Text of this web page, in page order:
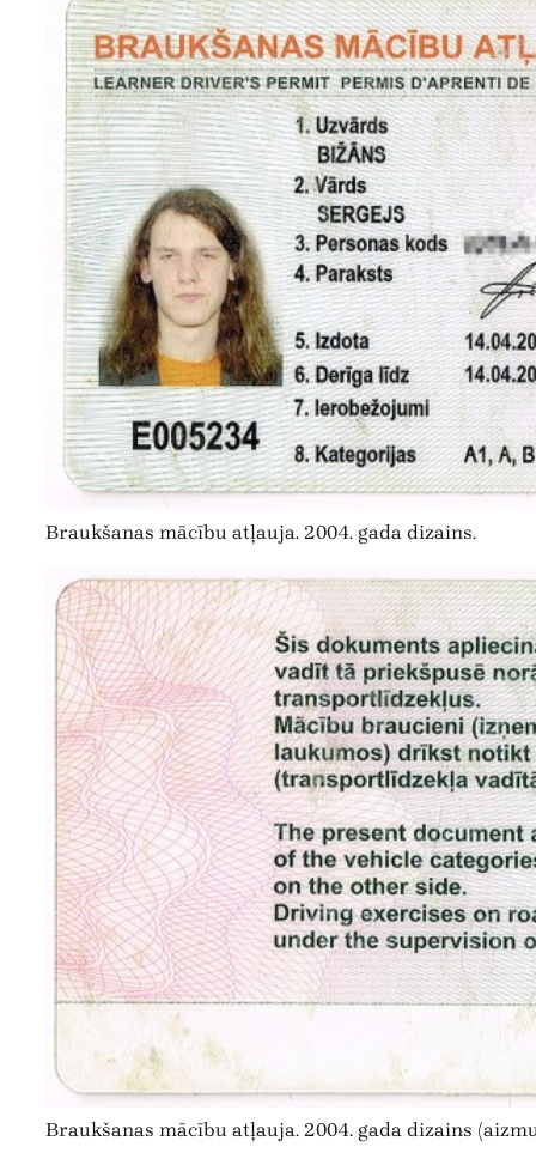
Braukšanas mācību atļauja. 2004. gada dizains.
Braukšanas mācību atļauja. 2004. gada dizains